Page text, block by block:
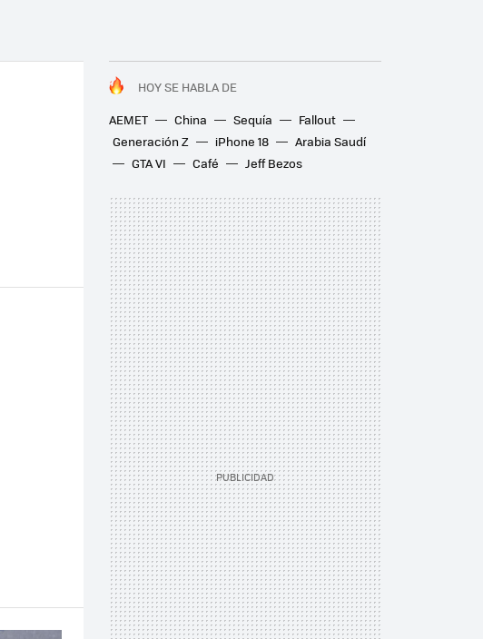
HOY SE HABLA DE
AEMET
China Sequía
Fallout
Generación Z
iPhone 18
Arabia Saudí
GTA VI
Café Jeff Bezos